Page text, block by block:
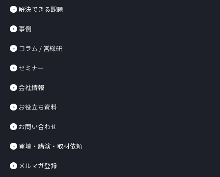
解決できる課題
事例
コラム / 営総研
セミナー
会社情報
お役立ち資料
お問い合わせ
登壇・講演・取材依頼
メルマガ登録